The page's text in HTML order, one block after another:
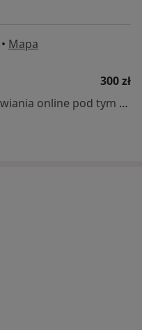
• Mapa
300 zł
Specjalista nie oferuje umawiania online pod tym adresem.